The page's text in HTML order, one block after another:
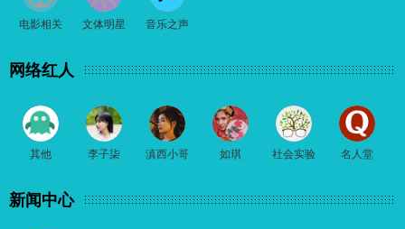
电影相关 文体明星 音乐之声
网络红人
其他 李子柒 滇西小哥 如琪 社会实验 名人堂
新闻中心